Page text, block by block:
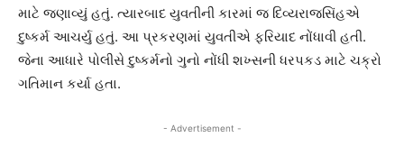
માટે જણાવ્યું હતું. ત્યારબાદ યુવતીની કારમાં જ દિવ્યરાજસિંહએ
દુષ્કર્મ આચર્યુ હતું. આ પ્રકરણમાં યુવતીએ ફરિયાદ નોંધાવી હતી.
જેના આધારે પોલીસે દુષ્કર્મનો ગુનો નોંધી શખ્સની ધરપકડ માટે ચક્રો
ગતિમાન કર્યા હતા.
- Advertisement -